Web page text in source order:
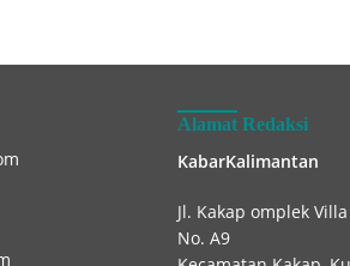
Alamat Redaksi
KabarKalimantan
Jl. Kakap omplek
No. A9